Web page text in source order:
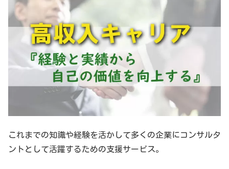
これまでの知識や経験を活かして多くの企業にコンサルタ
ントとして活躍するための支援サービス。